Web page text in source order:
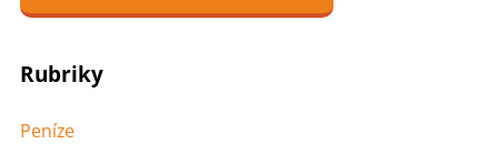
Rubriky
Peníze